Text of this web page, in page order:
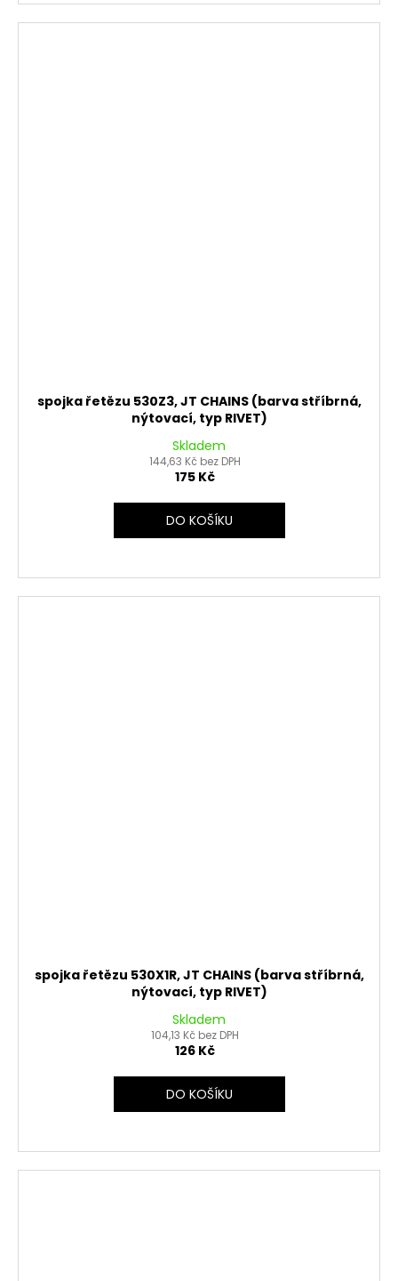
spojka řetězu 530Z3, JT CHAINS (barva stříbrná,
nýtovací, typ RIVET)
Skladem
144,63 Kč bez DPH
175 Kč
DO KOŠÍKU
spojka řetězu 530X1R, JT CHAINS (barva stříbrná,
nýtovací, typ RIVET)
Skladem
104,13 Kč bez DPH
126 Kč
DO KOŠÍKU